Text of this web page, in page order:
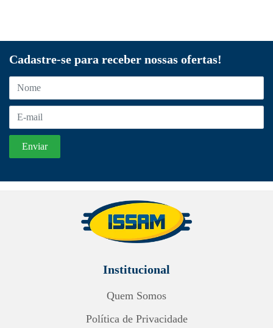
Cadastre-se para receber nossas ofertas!
Institucional
Quem Somos
Política de Privacidade